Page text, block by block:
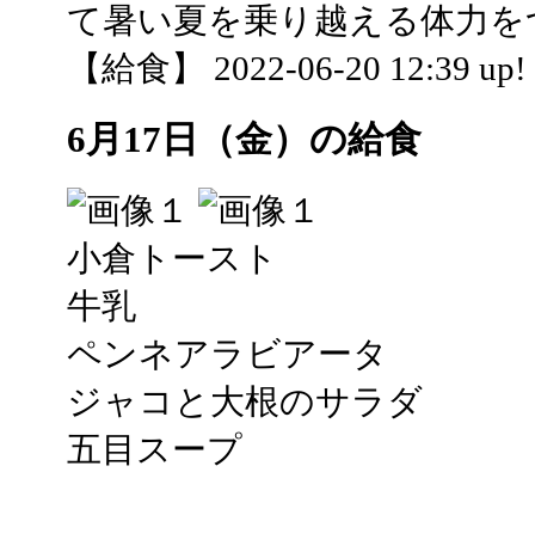
て暑い夏を乗り越える体力
【給食】 2022-06-20 12:39 up!
6月17日（金）の給食
小倉トースト
牛乳
ペンネアラビアータ
ジャコと大根のサラダ
五目スープ